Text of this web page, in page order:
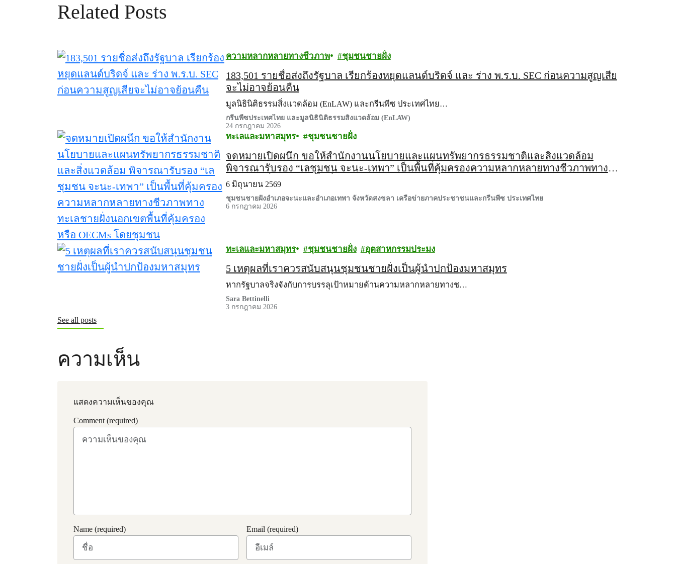
Related Posts
ความหลากหลายทางชีวภาพ ชุมชนชายฝั่ง
183,501 รายชื่อส่งถึงรัฐบาล เรียกร้องหยุดแลนด์บริดจ์ และ ร่าง พ.ร.บ. SEC ก่อนความสูญเสีย
จะไม่อาจย้อนคืน
มูลนิธินิติธรรมสิ่งแวดล้อม (EnLAW) และกรีนพีซ ประเทศไทย…
กรีนพีซประเทศไทย และมูลนิธินิติธรรมสิ่งแวดล้อม (EnLAW)
24 กรกฎาคม 2026
ทะเลและมหาสมุทร ชุมชนชายฝั่ง
จดหมายเปิดผนึก ขอให้สำนักงานนโยบายและแผนทรัพยากรธรรมชาติและสิ่งแวดล้อม
พิจารณารับรอง “เลชุมชน จะนะ-เทพา” เป็นพื้นที่คุ้มครองความหลากหลายทางชีวภาพทาง
ทะเลชายฝั่งนอกเขตพื้นที่คุ้มครอง หรือ OECMs โดยชุมชน
6 มิถุนายน 2569
ชุมชนชายฝั่งอำเภอจะนะและอำเภอเทพา จังหวัดสงขลา เครือข่ายภาคประชาชนและกรีนพีซ ประเทศไทย
6 กรกฎาคม 2026
ทะเลและมหาสมุทร ชุมชนชายฝั่ง อุตสาหกรรมประมง
5 เหตุผลที่เราควรสนับสนุนชุมชนชายฝั่งเป็นผู้นำปกป้องมหาสมุทร
หากรัฐบาลจริงจังกับการบรรลุเป้าหมายด้านความหลากหลายทางช…
Sara Bettinelli
3 กรกฎาคม 2026
See all posts
ความเห็น
แสดงความเห็นของคุณ
Comment (required)
Name (required) Email (required)